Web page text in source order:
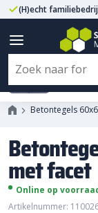
(H)echt
Betontegels
met facet
Online op
Artikelnummer:
met